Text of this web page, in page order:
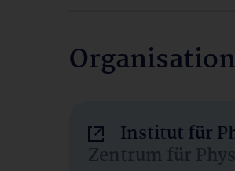
Institut für
Zentrum für